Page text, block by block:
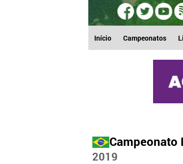
Início Campeonatos
Campeonato
2019